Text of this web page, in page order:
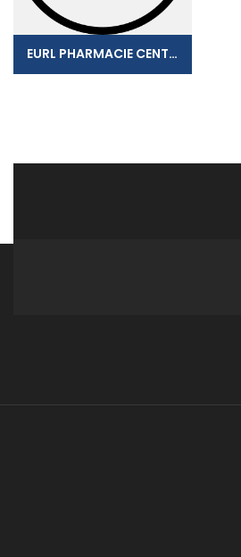
EURL PHARMACIE CENTRALE